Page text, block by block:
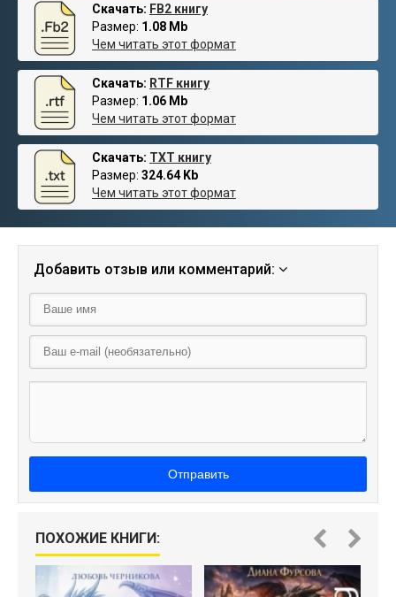
Скачать: FB2 книгу
Размер: 1.08 Mb
Чем читать этот формат
Скачать: RTF книгу
Размер: 1.06 Mb
Чем читать этот формат
Скачать: TXT книгу
Размер: 324.64 Kb
Чем читать этот формат
Добавить отзыв или комментарий:
Отправить
ПОХОЖИЕ КНИГИ: